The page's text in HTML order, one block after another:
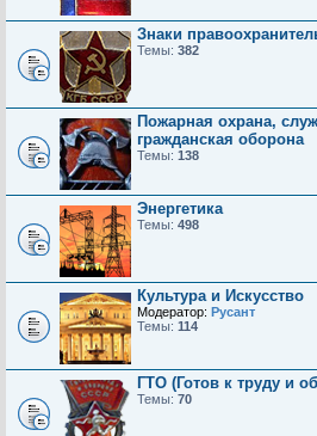
Знаки
Темы: 382
Пожарная охрана,
гражданская оборона
Темы: 138
Энергетика
Темы: 498
Культура и Искусство
Модератор: Русант
Темы: 114
ГТО (Готов к труду и
Темы: 70